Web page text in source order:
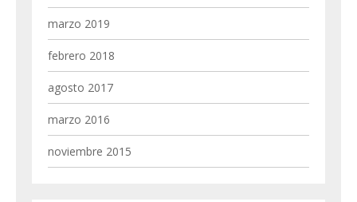
marzo 2019
febrero 2018
agosto 2017
marzo 2016
noviembre 2015